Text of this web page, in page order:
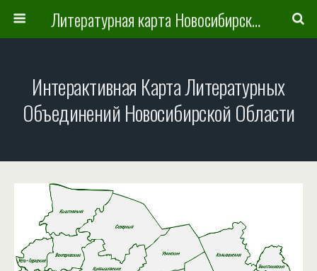
Литературная карта Новосибирска и Новосибирской области
Интерактивная Карта Литературных
Объединений Новосибирской Области